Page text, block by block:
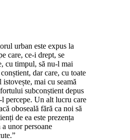
urban este expus la
care, ce-i drept, se
cu timpul, să nu-l mai
dar care, cu toate
istovește, mai cu seamă
subconștient depus
l percepe. Un alt lucru care
oboseală fără ca noi să
de ea este prezența
a unor persoane